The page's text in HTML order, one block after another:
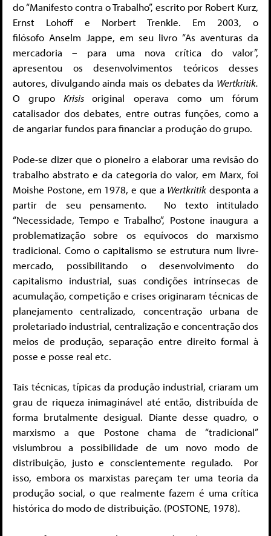
do “Manifesto contra o Trabalho”, escrito por Robert Kurz,
Ernst Lohoff e Norbert Trenkle. Em 2003, o
filósofo Anselm Jappe, em seu livro “As aventuras da
mercadoria – para uma nova crítica do valor”,
apresentou os desenvolvimentos teóricos desses
autores, divulgando ainda mais os debates da Wertkritik.
O grupoKrisisoriginal operava como um fórum
catalisador dos debates, entre outras funções, como a
de angariar fundos para financiar a produção do grupo.
Pode-se dizer que o pioneiro a elaborar uma revisão do
trabalho abstrato e da categoria do valor, em Marx, foi
Moishe Postone, em 1978, e que a Wertkritik desponta a
partir de seu pensamento. No texto intitulado
“Necessidade, Tempo e Trabalho”, Postone inaugura a
problematização sobre os equívocos do marxismo
tradicional. Como o capitalismo se estrutura num livre-
mercado, possibilitando o desenvolvimento do
capitalismo industrial, suas condições intrínsecas de
acumulação, competição e crises originaram técnicas de
planejamento centralizado, concentração urbana de
proletariado industrial, centralização e concentração dos
meios de produção, separação entre direito formal à
posse e posse real etc.
Tais técnicas, típicas da produção industrial, criaram um
grau de riqueza inimaginável até então, distribuída de
forma brutalmente desigual. Diante desse quadro, o
marxismo a que Postone chama de “tradicional”
vislumbrou a possibilidade de um novo modo de
distribuição, justo e conscientemente regulado. Por
isso, embora os marxistas pareçam ter uma teoria da
produção social, o que realmente fazem é uma crítica
histórica do modo de distribuição. (POSTONE, 1978).